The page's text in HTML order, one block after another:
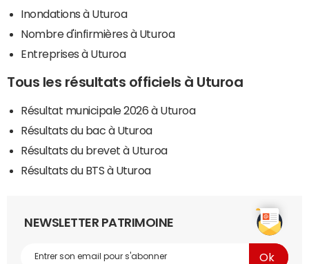
Inondations à Uturoa
Nombre d'infirmières à Uturoa
Entreprises à Uturoa
Tous les résultats officiels à Uturoa
Résultat municipale 2026 à Uturoa
Résultats du bac à Uturoa
Résultats du brevet à Uturoa
Résultats du BTS à Uturoa
NEWSLETTER PATRIMOINE